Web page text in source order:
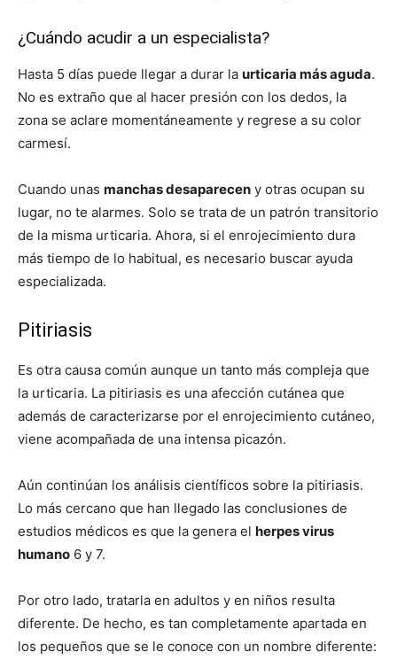
¿Cuándo acudir a un especialista?
Hasta 5 días puede llegar a durar la urticaria más aguda.
No es extraño que al hacer presión con los dedos, la
zona se aclare momentáneamente y regrese a su color
carmesí.
Cuando unas manchas desaparecen y otras ocupan su
lugar, no te alarmes. Solo se trata de un patrón transitorio
de la misma urticaria. Ahora, si el enrojecimiento dura
más tiempo de lo habitual, es necesario buscar ayuda
especializada.
Pitiriasis
Es otra causa común aunque un tanto más compleja que
la urticaria. La pitiriasis es una afección cutánea que
además de caracterizarse por el enrojecimiento cutáneo,
viene acompañada de una intensa picazón.
Aún continúan los análisis científicos sobre la pitiriasis.
Lo más cercano que han llegado las conclusiones de
estudios médicos es que la genera el herpes virus
humano 6 y 7.
Por otro lado, tratarla en adultos y en niños resulta
diferente. De hecho, es tan completamente apartada en
los pequeños que se le conoce con un nombre diferente: